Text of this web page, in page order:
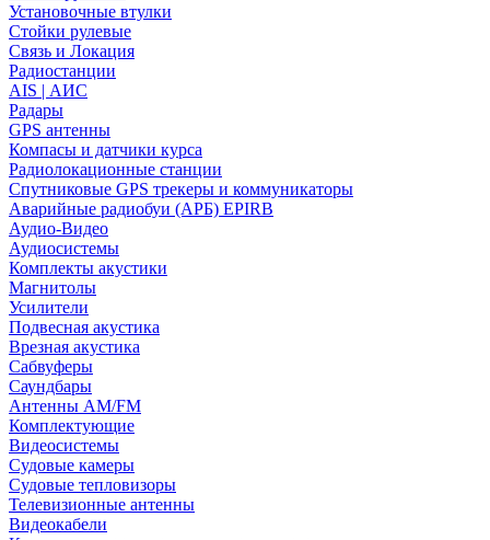
Установочные втулки
Стойки рулевые
Связь и Локация
Радиостанции
AIS | АИС
Радары
GPS антенны
Компасы и датчики курса
Радиолокационные станции
Спутниковые GPS трекеры и коммуникаторы
Аварийные радиобуи (АРБ) EPIRB
Аудио-Видео
Аудиосистемы
Комплекты акустики
Магнитолы
Усилители
Подвесная акустика
Врезная акустика
Сабвуферы
Саундбары
Антенны AM/FM
Комплектующие
Видеосистемы
Судовые камеры
Cудовые тепловизоры
Телевизионные антенны
Видеокабели